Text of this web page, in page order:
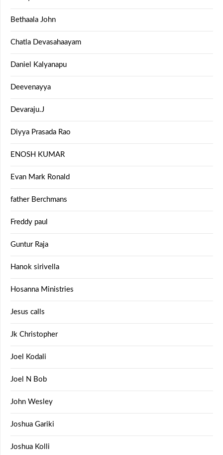
Bethaala John
Chatla Devasahaayam
Daniel Kalyanapu
Deevenayya
Devaraju.J
Diyya Prasada Rao
ENOSH KUMAR
Evan Mark Ronald
father Berchmans
Freddy paul
Guntur Raja
Hanok sirivella
Hosanna Ministries
Jesus calls
Jk Christopher
Joel Kodali
Joel N Bob
John Wesley
Joshua Gariki
Joshua Kolli